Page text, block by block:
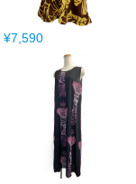
¥7,590